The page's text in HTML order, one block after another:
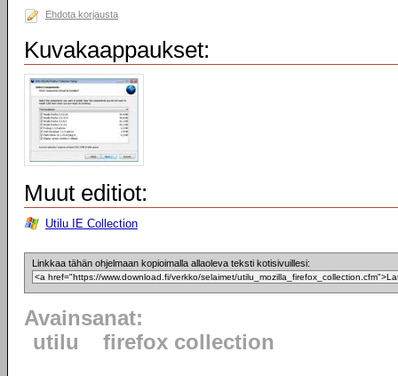
Ehdota korjausta
Kuvakaappaukset:
Muut editiot:
Utilu IE Collection
Linkkaa tähän ohjelmaan kopioimalla allaoleva teksti kotisivuillesi:
Avainsanat:
utilu
firefox collection